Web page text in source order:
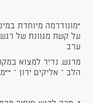
"מונודרמה מיוחדת
על קשת מגוונת של
ערב
מרגש. נדיר למצוא
הלב – אליקים ירון –